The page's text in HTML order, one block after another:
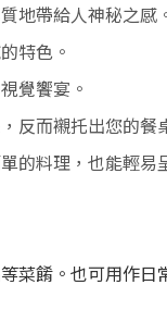
地帶給人神秘之感
特色。
覺饗宴。
反而襯托出您的餐
的料理，也能輕
菜餚 。也可用作日